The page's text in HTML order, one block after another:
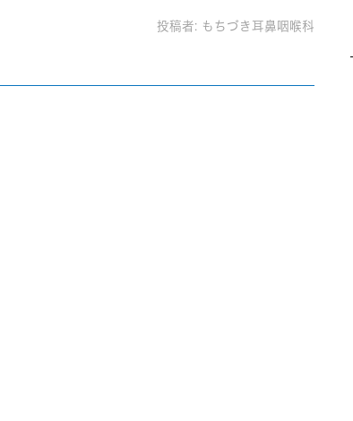
投稿者: もちづき耳鼻咽喉科